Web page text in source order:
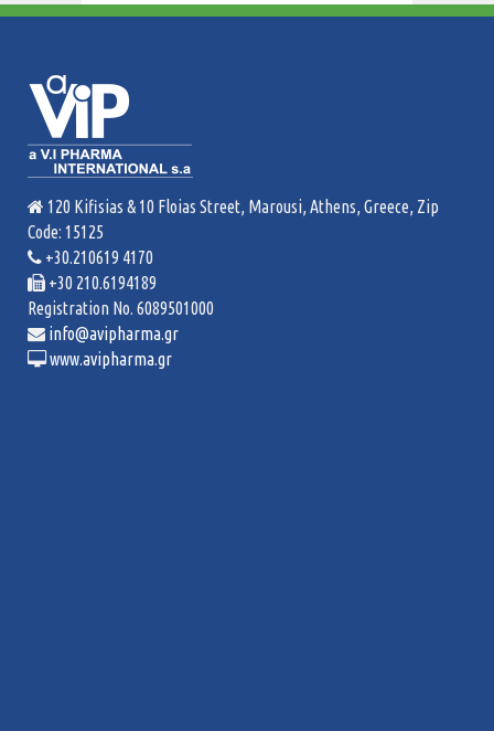
120 Kifisias & 10 Floias Street, Marousi, Athens, Greece, Zip
Code: 15125
+30.210619 4170
+30 210.6194189
Registration No. 6089501000
info@avipharma.gr
www.avipharma.gr